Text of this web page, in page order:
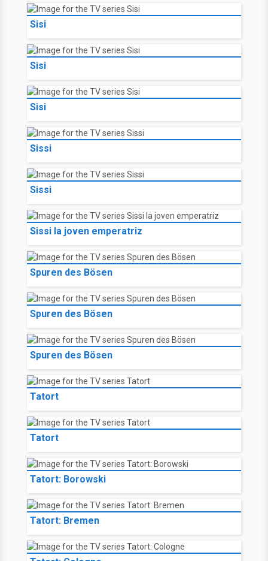
Sisi
Sisi
Sisi
Sissi
Sissi
Sissi la joven emperatriz
Spuren des Bösen
Spuren des Bösen
Spuren des Bösen
Tatort
Tatort
Tatort: Borowski
Tatort: Bremen